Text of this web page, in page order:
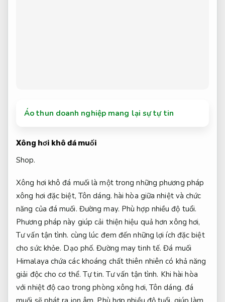
Áo thun doanh nghiệp mang lại sự tự tin
Xông hơi khô đá muối
Shop.
Xông hơi khô đá muối là một trong những phương pháp
xông hơi đặc biệt, Tôn dáng. hài hòa giữa nhiệt và chức
năng của đá muối. Đường may. Phù hợp nhiều độ tuổi.
Phương pháp này giúp cải thiện hiệu quả hơn xông hơi,
Tư vấn tận tình. cùng lúc đem đến những lợi ích đặc biệt
cho sức khỏe. Dạo phố. Đường may tinh tế. Đá muối
Himalaya chứa các khoáng chất thiên nhiên có khả năng
giải độc cho cơ thể.Tự tin. Tư vấn tận tình. Khi hài hòa
với nhiệt độ cao trong phòng xông hơi, Tôn dáng. đá